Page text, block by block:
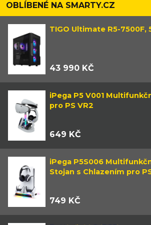
OBLÍBENÉ NA SMARTY.CZ
TIGO Ultimate R5-7500F,
43 990 KČ
iPega P5 V001
pro PS VR2
649 KČ
iPega P5S006
Stojan s Chlazením pro
749 KČ